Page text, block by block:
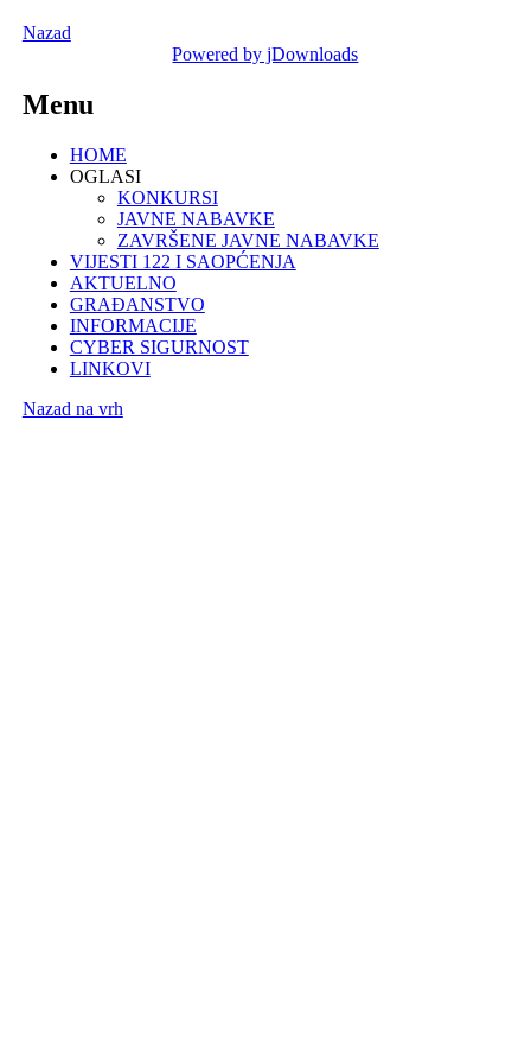
Nazad
Powered by jDownloads
Menu
HOME
OGLASI
KONKURSI
JAVNE NABAVKE
ZAVRŠENE JAVNE NABAVKE
VIJESTI 122 I SAOPĆENJA
AKTUELNO
GRAĐANSTVO
INFORMACIJE
CYBER SIGURNOST
LINKOVI
Nazad na vrh